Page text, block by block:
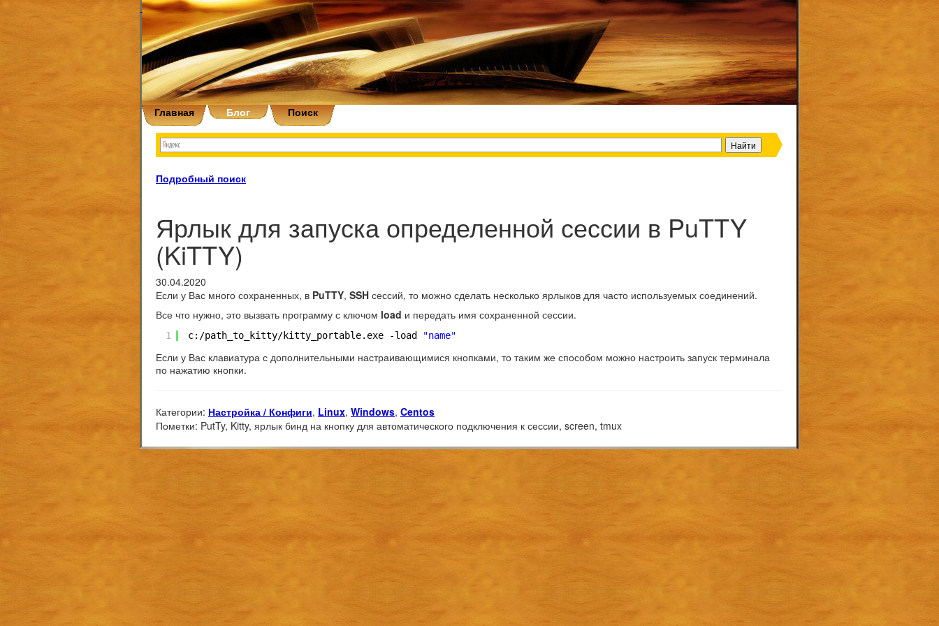
Главная Блог Поиск
Подробный поиск
Ярлык для запуска определенной сессии в PuTTY
(KiTTY)
30.04.2020
Если у Вас много сохраненных, в PuTTY, SSH сессий, то можно сделать несколько ярлыков для часто используемых соединений.
Все что нужно, это вызвать программу с ключом load и передать имя сохраненной сессии.
1 c: /path_to_kitty/kitty_portable.exe -load "name"
Если у Вас клавиатура с дополнительными настраивающимися кнопками, то таким же способом можно настроить запуск терминала
по нажатию кнопки.
Категории: Настройка / Конфиги, Linux, Windows, Centos
Пометки: PutTy, Kitty, ярлык бинд на кнопку для автоматического подключения к сессии, screen, tmux